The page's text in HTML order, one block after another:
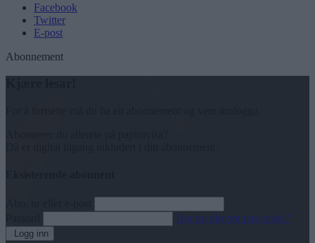
Facebook
Twitter
E-post
Abonnement
Har du gløymt passordet?
Logg inn